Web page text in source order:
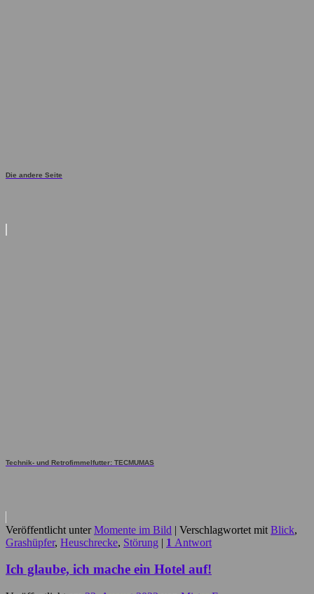
Die andere Seite
Technik- und Retrofimmelfutter: TECMUMAS
Veröffentlicht unter Momente im Bild | Verschlagwortet mit Blick,
Grashüpfer, Heuschrecke, Störung | 1 Antwort
Ich glaube, ich mache ein Hotel auf!